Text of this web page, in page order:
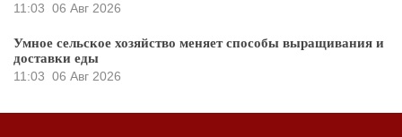
11:03 06 Авг 2026
Умное сельское хозяйство меняет способы выращивания и
доставки еды
11:03 06 Авг 2026